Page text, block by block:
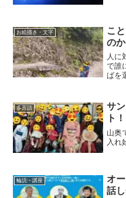
お絵描き・文字
こ
の
人に
で誰
ばを
多言語
サ
ト！
山奥
入れ
輪読・講座
オ
話